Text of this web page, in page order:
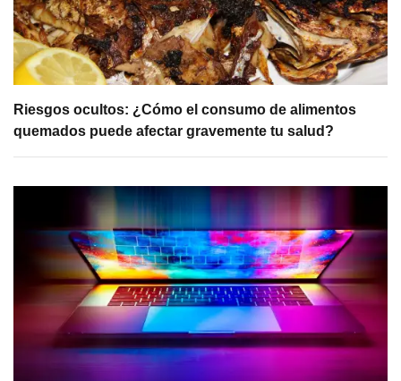
Riesgos ocultos: ¿Cómo el consumo de alimentos
quemados puede afectar gravemente tu salud?